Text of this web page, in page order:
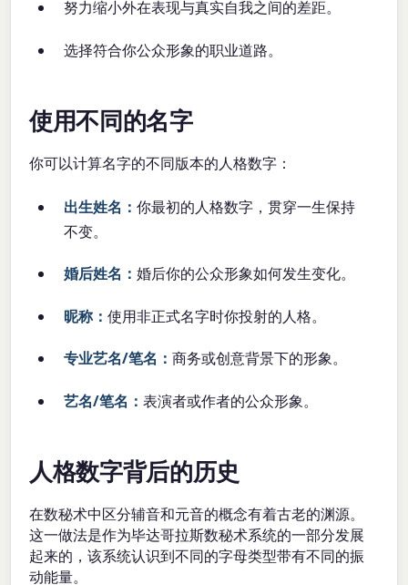
努力缩小外在表现与真实自我之间的差距。
选择符合你公众形象的职业道路。
使用不同的名字
你可以计算名字的不同版本的人格数字：
出生姓名：你最初的人格数字，贯穿一生保持
不变。
婚后姓名：婚后你的公众形象如何发生变化。
昵称：使用非正式名字时你投射的人格。
专业艺名/笔名：商务或创意背景下的形象。
艺名/笔名：表演者或作者的公众形象。
人格数字背后的历史
在数秘术中区分辅音和元音的概念有着古老的渊源。
这一做法是作为毕达哥拉斯数秘术系统的一部分发展
起来的，该系统认识到不同的字母类型带有不同的振
动能量。